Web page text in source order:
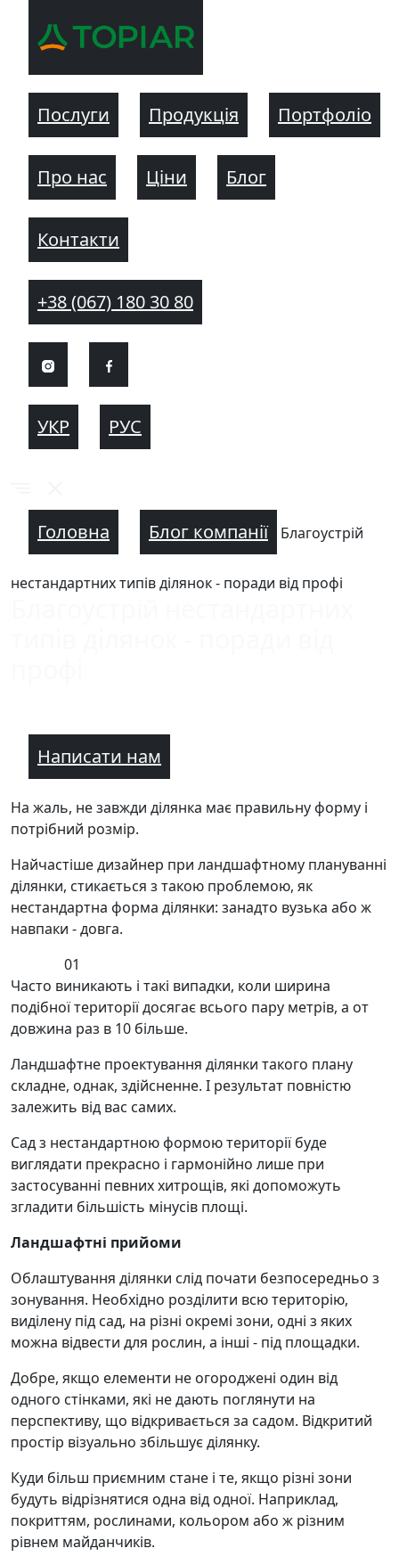
Послуги Продукція Портфоліо
Про нас Ціни Блог
Контакти
+38 (067) 180 30 80
УКР РУС
Головна Блог компанії Благоустрій
нестандартних типів ділянок - поради від профі
Написати нам
На жаль, не завжди ділянка має правильну форму і
потрібний розмір.
Найчастіше дизайнер при ландшафтному плануванні
ділянки, стикається з такою проблемою, як
нестандартна форма ділянки: занадто вузька або ж
навпаки - довга.
01
Часто виникають і такі випадки, коли ширина
подібної території досягає всього пару метрів, а от
довжина раз в 10 більше.
Ландшафтне проектування ділянки такого плану
складне, однак, здійсненне. І результат повністю
залежить від вас самих.
Сад з нестандартною формою території буде
виглядати прекрасно і гармонійно лише при
застосуванні певних хитрощів, які допоможуть
згладити більшість мінусів площі.
Ландшафтні прийоми
Облаштування ділянки слід почати безпосередньо з
зонування. Необхідно розділити всю територію,
виділену під сад, на різні окремі зони, одні з яких
можна відвести для рослин, а інші - під площадки.
Добре, якщо елементи не огороджені один від
одного стінками, які не дають поглянути на
перспективу, що відкривається за садом. Відкритий
простір візуально збільшує ділянку.
Куди більш приємним стане і те, якщо різні зони
будуть відрізнятися одна від одної. Наприклад,
покриттям, рослинами, кольором або ж різним
рівнем майданчиків.